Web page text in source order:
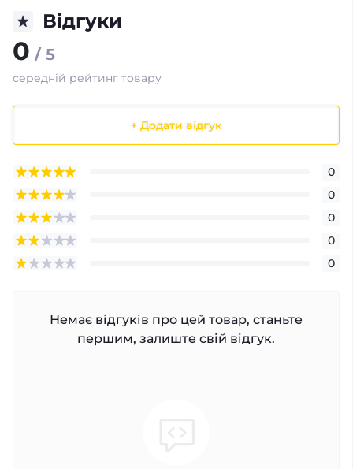
Відгуки
0 / 5
середній рейтинг товару
+ Додати відгук
0
0
0
0
0
Немає відгуків про цей товар, станьте
першим, залиште свій відгук.